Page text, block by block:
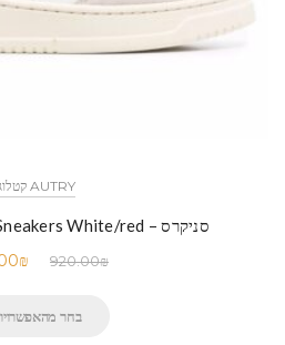
AUTRY קטלוג
סניקרס – AUTRY Medalist Sneakers White/red
920.00₪
₪
בחר